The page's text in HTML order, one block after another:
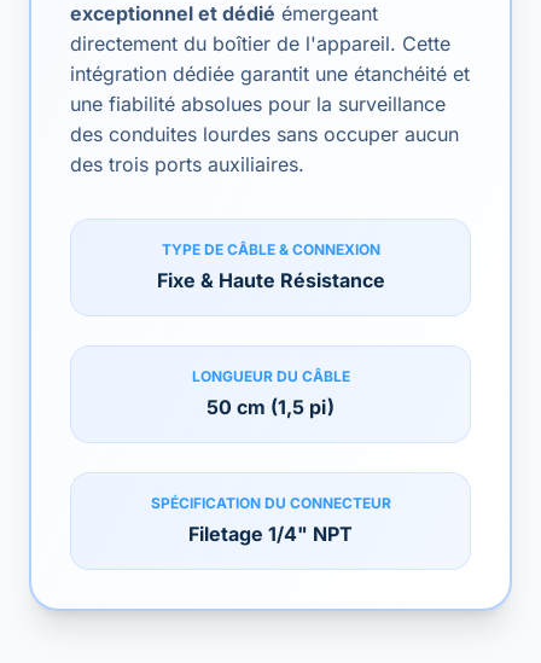
exceptionnel et dédié émergeant
directement du boîtier de l'appareil. Cette
intégration dédiée garantit une étanchéité et
une fiabilité absolues pour la surveillance
des conduites lourdes sans occuper aucun
des trois ports auxiliaires.
TYPE DE CÂBLE & CONNEXION
Fixe & Haute Résistance
LONGUEUR DU CÂBLE
50 cm (1,5 pi)
SPÉCIFICATION DU CONNECTEUR
Filetage 1/4" NPT